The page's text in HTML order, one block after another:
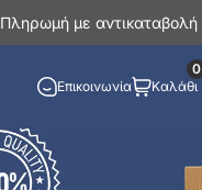
Πληρωμή με αντικαταβολή
Επικοινωνία Καλάθι
0